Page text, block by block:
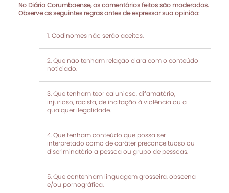
No Diário Corumbaense, os comentários feitos são moderados.
Observe as seguintes regras antes de expressar sua opinião:
Codinomes não serão aceitos.
Que não tenham relação clara com o conteúdo
noticiado.
Que tenham teor calunioso, difamatório,
injurioso, racista, de incitação à violência ou a
qualquer ilegalidade.
Que tenham conteúdo que possa ser
interpretado como de caráter preconceituoso ou
discriminatório a pessoa ou grupo de pessoas.
Que contenham linguagem grosseira, obscena
e/ou pornográfica.